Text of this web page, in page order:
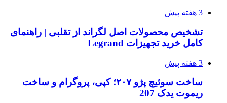
3 هفته پیش
تشخیص محصولات اصل لگراند از تقلبی | راهنمای
کامل خرید تجهیزات Legrand
3 هفته پیش
ساخت سوئیچ پژو ۲۰۷؛ کپی، پروگرام و ساخت
ریموت یدک 207